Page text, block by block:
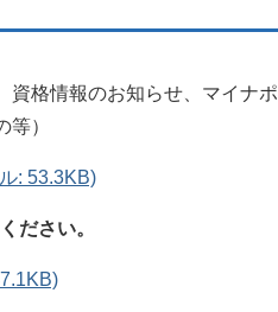
資格情報のお知らせ、マイナポ
）
: 53.3KB)
ださい。